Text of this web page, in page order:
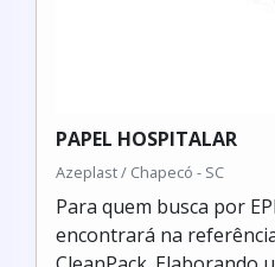
PAPEL HOSPITALAR
Azeplast / Chapecó - SC
Para quem busca por
encontrará na